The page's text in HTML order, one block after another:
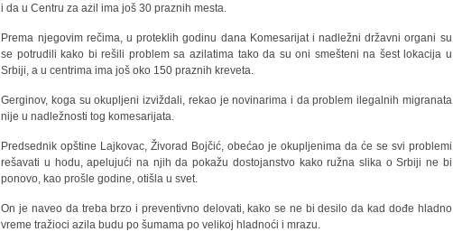
i da u Centru za azil ima još 30 praznih mesta.
Prema njegovim rečima, u proteklih godinu dana Komesarijat i nadležni državni organi su
se potrudili kako bi rešili problem sa azilatima tako da su oni smešteni na šest lokacija u
Srbiji, a u centrima ima još oko 150 praznih kreveta.
Gerginov, koga su okupljeni izviždali, rekao je novinarima i da problem ilegalnih migranata
nije u nadležnosti tog komesarijata.
Predsednik opštine Lajkovac, Živorad Bojčić, obećao je okupljenima da će se svi problemi
rešavati u hodu, apelujući na njih da pokažu dostojanstvo kako ružna slika o Srbiji ne bi
ponovo, kao prošle godine, otišla u svet.
On je naveo da treba brzo i preventivno delovati, kako se ne bi desilo da kad dođe hladno
vreme tražioci azila budu po šumama po velikoj hladnoći i mrazu.